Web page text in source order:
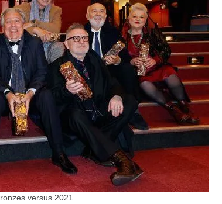
versus 2021